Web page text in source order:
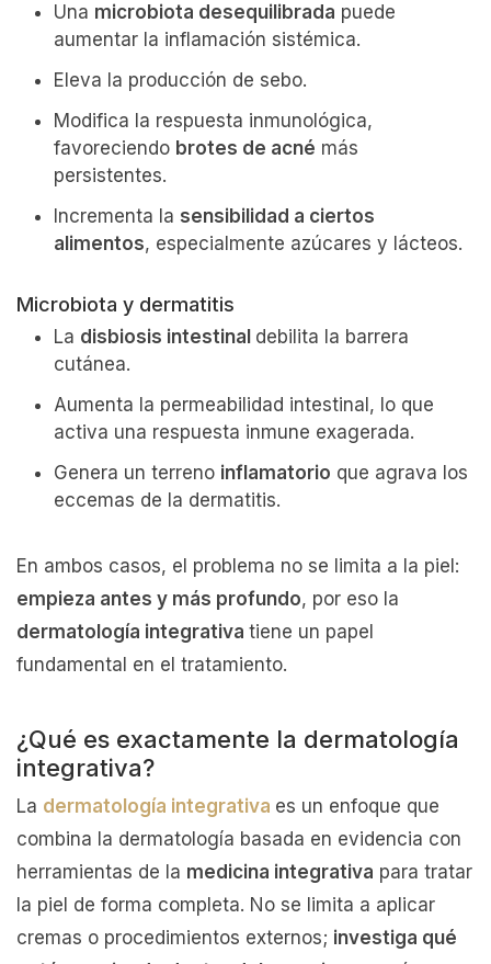
Una microbiota desequilibrada puede
aumentar la inflamación sistémica.
Eleva la producción de sebo.
Modifica la respuesta inmunológica,
favoreciendo brotes de acné más
persistentes.
Incrementa la sensibilidad a ciertos
alimentos, especialmente azúcares y lácteos.
Microbiota y dermatitis
La disbiosis intestinal debilita la barrera
cutánea.
Aumenta la permeabilidad intestinal, lo que
activa una respuesta inmune exagerada.
Genera un terreno inflamatorio que agrava los
eccemas de la dermatitis.
En ambos casos, el problema no se limita a la piel:
empieza antes y más profundo, por eso la
dermatología integrativa tiene un papel
fundamental en el tratamiento.
¿Qué es exactamente la dermatología
integrativa?
La dermatología integrativa es un enfoque que
combina la dermatología basada en evidencia con
herramientas de la medicina integrativa para tratar
la piel de forma completa. No se limita a aplicar
cremas o procedimientos externos; investiga qué